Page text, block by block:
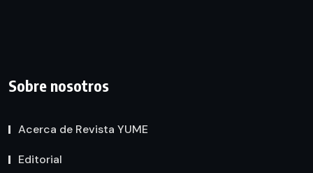
Sobre nosotros
Acerca de Revista YUME
Editorial